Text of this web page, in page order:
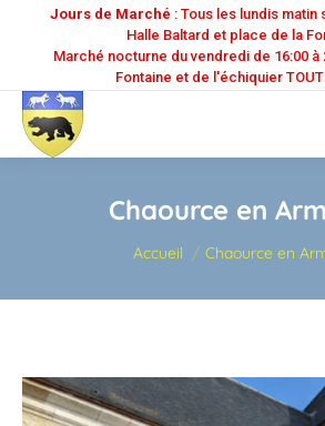
Jours de Marché : Tous les lundis matin
Halle Baltard et place de la
Marché nocturne du vendredi de 16:00 à
Fontaine et de l'échiquier
Chaource en
Vous êtes ici :
Accueil Chaource en